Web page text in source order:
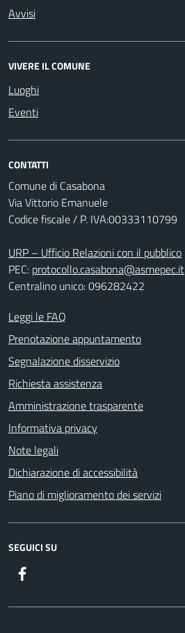
Avvisi
VIVERE IL COMUNE
Luoghi
Eventi
CONTATTI
Comune di Casabona
Via Vittorio Emanuele
Codice fiscale / P. IVA:00333110799
URP – Ufficio Relazioni con il pubblico
PEC: protocollo.casabona@asmepec.it
Centralino unico: 096282422
Leggi le FAQ
Prenotazione appuntamento
Segnalazione disservizio
Richiesta assistenza
Amministrazione trasparente
Informativa privacy
Note legali
Dichiarazione di accessibilità
Piano di miglioramento dei servizi
SEGUICI SU